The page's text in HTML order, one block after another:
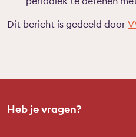
Dit bericht is gedeeld door
Heb je vragen?